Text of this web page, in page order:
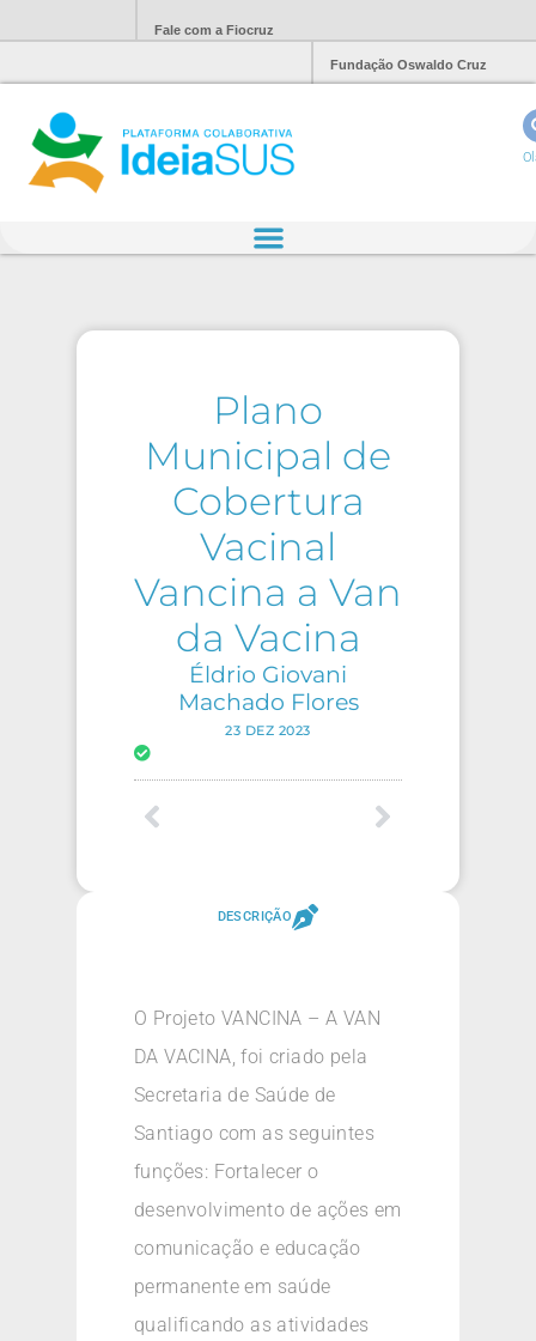
Fale com a Fiocruz
Fundação Oswaldo Cruz
Plano
Municipal de
Cobertura
Vacinal
Vancina a Van
da Vacina
Éldrio Giovani
Machado Flores
23 DEZ 2023
DESCRIÇÃO
O Projeto VANCINA – A VAN
DA VACINA, foi criado pela
Secretaria de Saúde de
Santiago com as seguintes
funções: Fortalecer o
desenvolvimento de ações em
comunicação e educação
permanente em saúde
qualificando as atividades